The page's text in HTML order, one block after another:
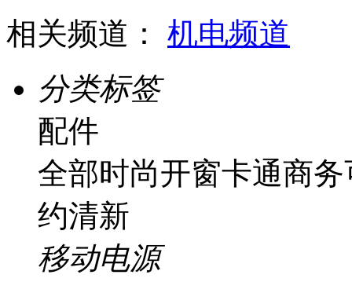
相关频道：
机电频道
分类标签
配件
全部时尚开窗卡通商务
约清新
移动电源